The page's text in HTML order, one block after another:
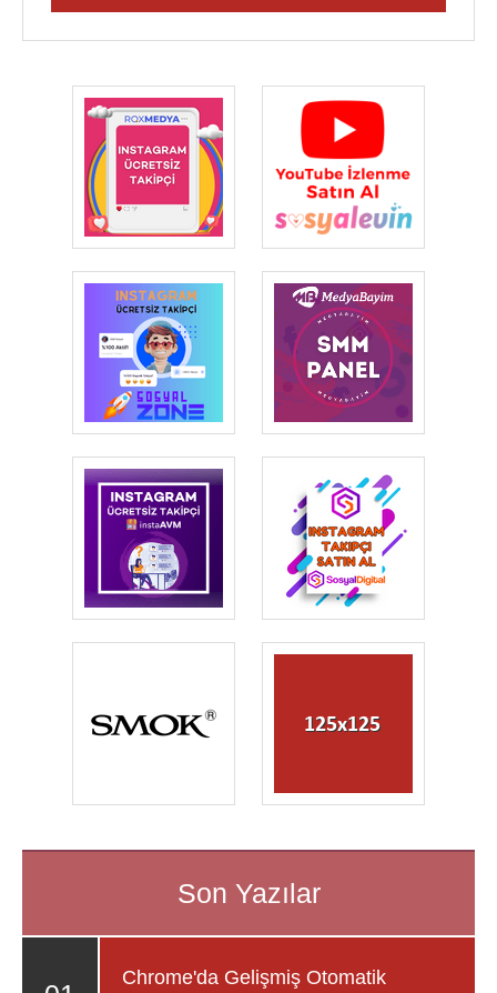
Chrome'da Gelişmiş Otomatik